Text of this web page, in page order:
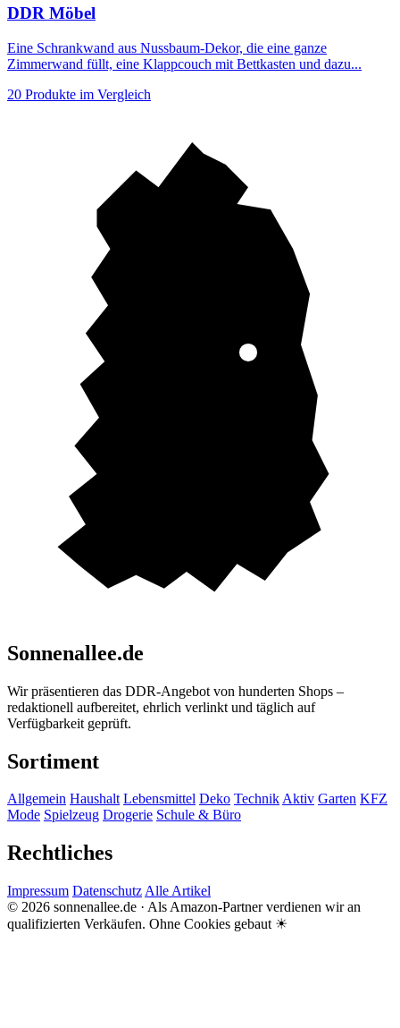
DDR Möbel
Eine Schrankwand aus Nussbaum-Dekor, die eine ganze
Zimmerwand füllt, eine Klappcouch mit Bettkasten und dazu...
20 Produkte im Vergleich
Sonnenallee.de
Wir präsentieren das DDR-Angebot von hunderten Shops –
redaktionell aufbereitet, ehrlich verlinkt und täglich auf
Verfügbarkeit geprüft.
Sortiment
Allgemein Haushalt Lebensmittel Deko TechnikAktiv Garten KFZ
Mode Spielzeug Drogerie Schule & Büro
Rechtliches
Impressum Datenschutz Alle Artikel
© 2026 sonnenallee.de · Als Amazon-Partner verdienen wir an
qualifizierten Verkäufen. Ohne Cookies gebaut ☀